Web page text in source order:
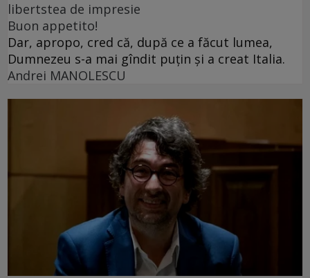
libertstea de impresie
Buon appetito!
Dar, apropo, cred că, după ce a făcut lumea,
Dumnezeu s-a mai gîndit puțin și a creat Italia.
Andrei MANOLESCU